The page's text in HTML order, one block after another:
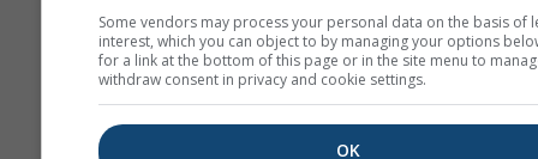
Some vendors may process your personal data on the basis of
interest, which you can object to by managing your options
for a link at the bottom of this page or in the site menu to
withdraw consent in privacy and cookie settings.
OK